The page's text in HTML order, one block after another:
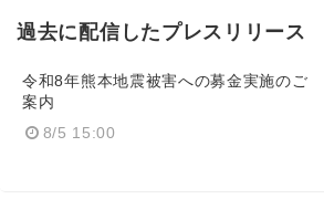
過去に配信したプレスリリース
令和8年熊本地震被害への募金実施のご
案内
8/5 15:00